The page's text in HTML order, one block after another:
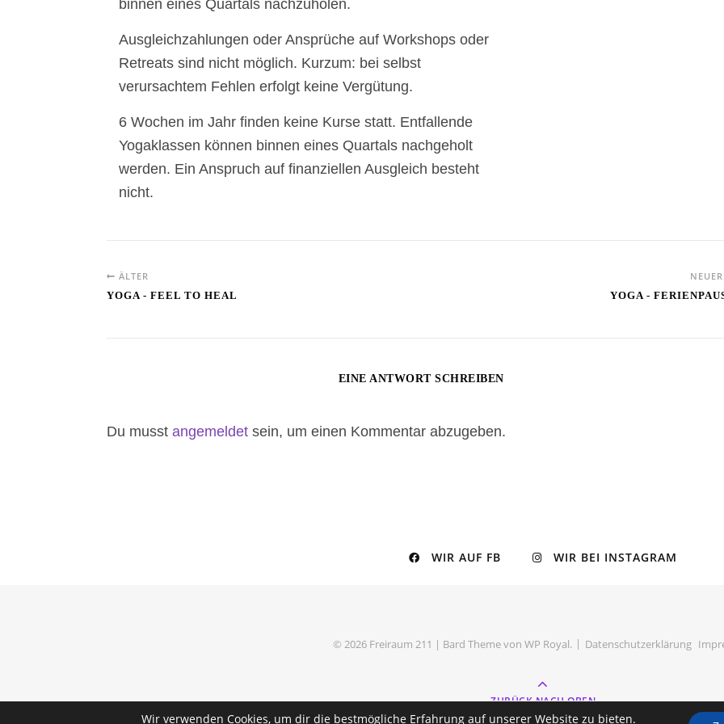
binnen eines Quartals nachzuholen.
Ausgleichzahlungen oder Ansprüche auf Workshops oder
Retreats sind nicht möglich. Kurzum: bei selbst
verursachtem Fehlen erfolgt keine Vergütung.
6 Wochen im Jahr finden keine Kurse statt. Entfallende
Yogaklassen können binnen eines Quartals nachgeholt
werden. Ein Anspruch auf finanziellen Ausgleich besteht
nicht.
ÄLTER
YOGA - FEEL TO HEAL
YOGA -
EINE ANTWORT SCHREIBEN
Du musst angemeldet sein, um einen Kommentar abzugeben.
WIR AUF FB WIR BEI INSTAGRAM
© 2026 Freiraum 211 | Bard Theme von WP Royal. Datenschutzerklärung
ZURÜCK NACH OBEN
Wir verwenden Cookies, um dir die bestmögliche Erfahrung auf unserer Website zu bieten.